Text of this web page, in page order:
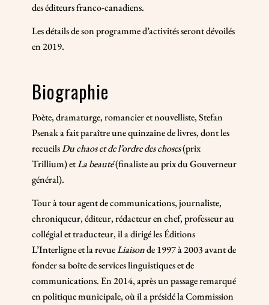
des éditeurs franco-canadiens.
Les détails de son programme d’activités seront dévoilés
en 2019.
Biographie
Poète, dramaturge, romancier et nouvelliste, Stefan
Psenak a fait paraître une quinzaine de livres, dont les
recueilsDu chaos et de l’ordre des choses(prix
Trillium) etLa beauté(finaliste au prix du Gouverneur
général).
Tour à tour agent de communications, journaliste,
chroniqueur, éditeur, rédacteur en chef, professeur au
collégial et traducteur, il a dirigé les Éditions
L’Interligne et la revueLiaisonde 1997 à 2003 avant de
fonder sa boîte de services linguistiques et de
communications. En 2014, après un passage remarqué
en politique municipale, où il a présidé la Commission